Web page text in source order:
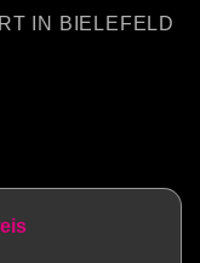
IN BIELEFELD